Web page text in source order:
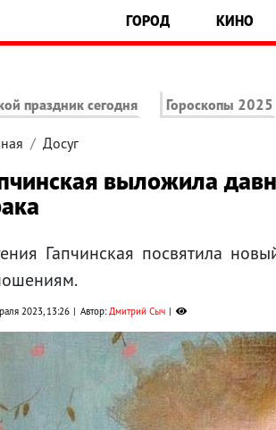
ГОРОД КИНО
праздник сегодня Гороскопы 2025
Досуг
выложила
Гапчинская посвятила
2023, 13:26 Автор:Дмитрий Сыч